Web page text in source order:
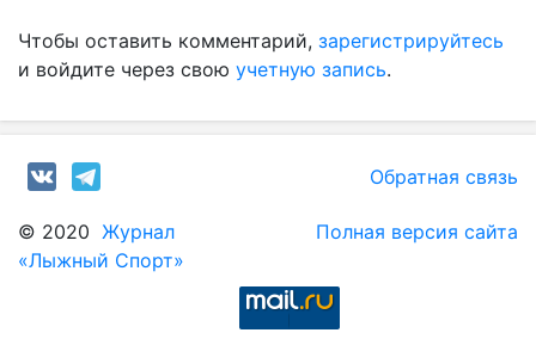
Чтобы оставить комментарий, зарегистрируйтесь
и войдите через свою учетную запись.
Обратная связь
© 2020 Журнал
«Лыжный Спорт»
Полная версия сайта